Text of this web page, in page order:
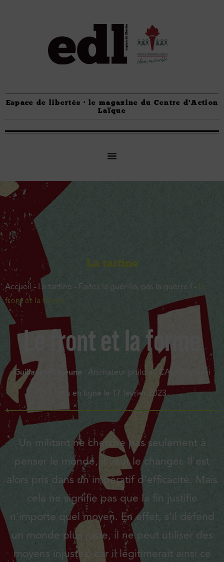
Espace de libertés · le magazine du Centre d'Action
Laïque
La tartine
Accueil- La tartine - Faites la guérilla, pas la guerre ! - Le
front et la forme
Le front et la forme
Guillaume Lejeune · Animateur philo au CAL/Charleroi
Mis en ligne le 17 février 2023
Un militant ne cherche pas seulement à
penser le monde, il veut le changer. Il est
alors pris dans un impératif d’efficacité. Mais
cela ne signifie pas que la fin justifie
n’importe quel moyen. En effet, s’il défend
un monde plus juste, il ne peut utiliser des
moyens injustes, car il légitimerait ainsi ce